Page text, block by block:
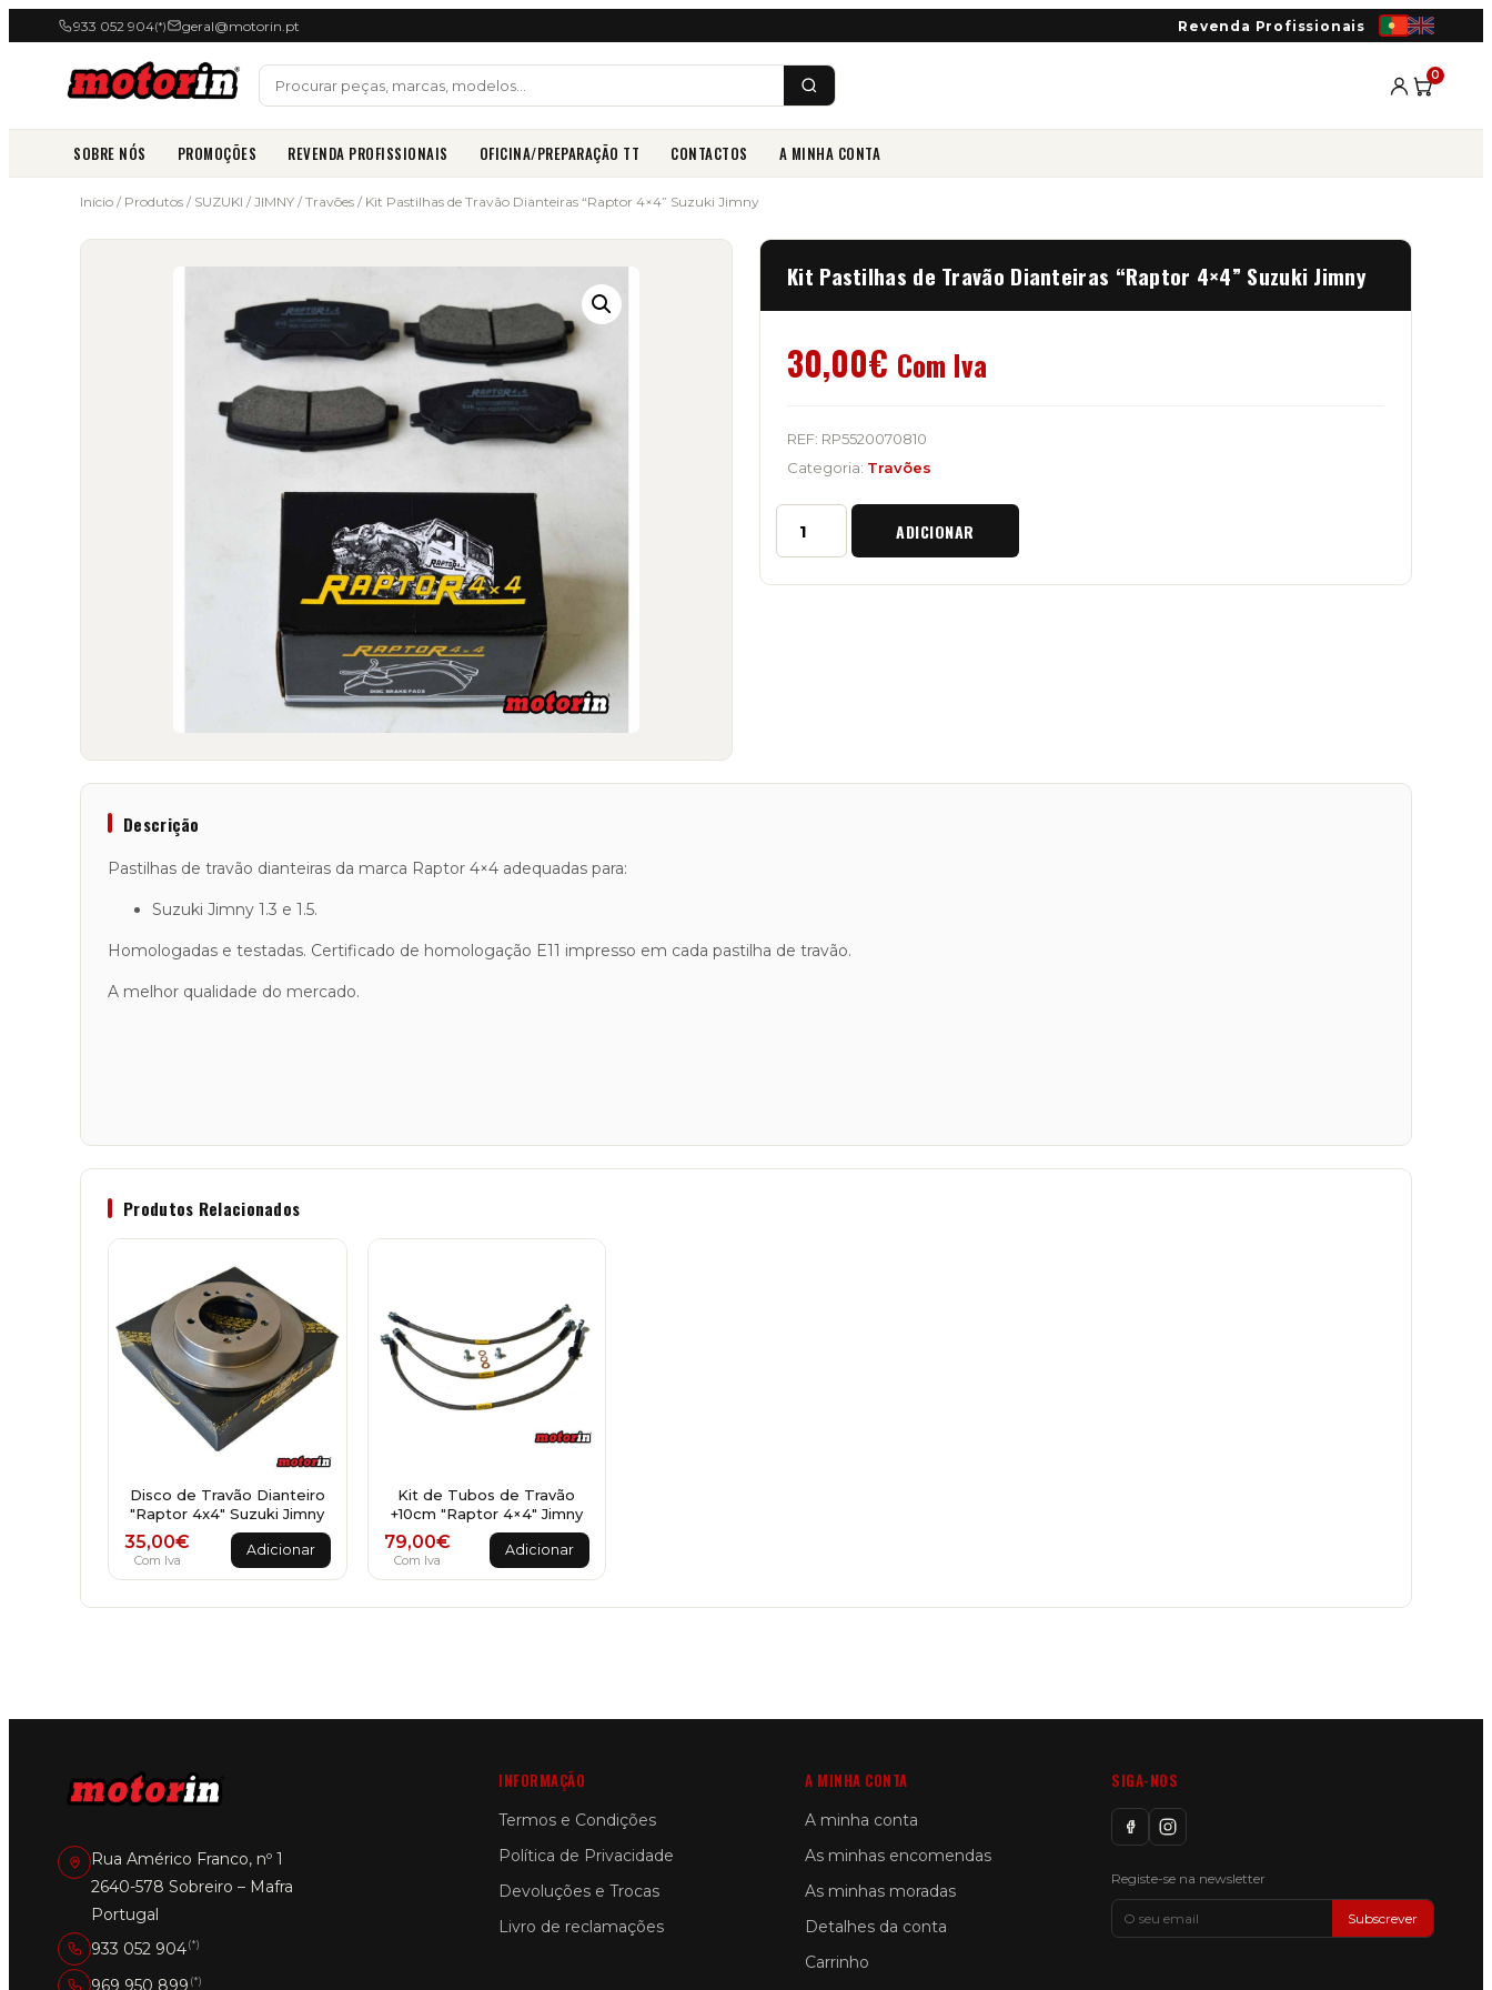
933 052 904(*) geral@motorin.pt Revenda Profissionais
0
SOBRE NÓS PROMOÇÕES REVENDA PROFISSIONAIS OFICINA/PREPARAÇÃO TT CONTACTOS A MINHA CONTA
Início / Produtos / SUZUKI / JIMNY / Travões / Kit Pastilhas de Travão Dianteiras “Raptor 4×4” Suzuki Jimny
Kit Pastilhas de Travão Dianteiras “Raptor 4×4” Suzuki Jimny
30,00€ Com Iva
REF: RP5520070810
Categoria: Travões
Quantidade
Kit
ADICIONAR
Descrição
Pastilhas de travão dianteiras da marca Raptor 4×4 adequadas para:
Suzuki Jimny 1.3 e 1.5.
Homologadas e testadas. Certificado de homologação E11 impresso em cada pastilha de travão.
A melhor qualidade do mercado.
Produtos Relacionados
Disco de Travão Dianteiro
"Raptor 4x4" Suzuki Jimny
35,00€
Com Iva
Adicionar
Kit de Tubos de Travão
+10cm "Raptor 4×4" Jimny
79,00€
Com Iva
Adicionar
Rua Américo Franco, nº 1
2640-578 Sobreiro – Mafra
Portugal
933 052 904(*)
969 950 899 (*)
INFORMAÇÃO
Termos e Condições
Política de Privacidade
Devoluções e Trocas
Livro de reclamações
A MINHA CONTA
A minha conta
As minhas encomendas
As minhas moradas
Detalhes da conta
Carrinho
SIGA-NOS
Registe-se na newsletter
Subscrever